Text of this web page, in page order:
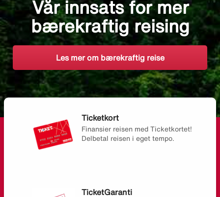
Vår innsats for mer
bærekraftig reising
Les mer om bærekraftig reise
Ticketkort
Finansier reisen med Ticketkortet!
Delbetal reisen i eget tempo.
TicketGaranti